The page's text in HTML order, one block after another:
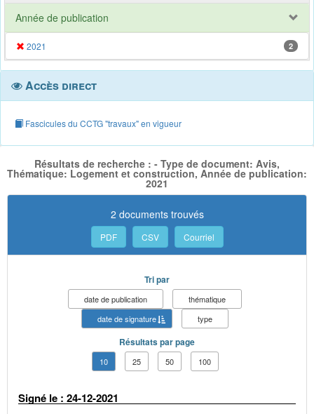
Année de publication
2021 2
Accès direct
Fascicules du CCTG "travaux" en vigueur
Résultats de recherche : - Type de document: Avis,
Thématique: Logement et construction, Année de publication:
2021
2 documents trouvés
PDF CSV Courriel
Tri par
date de publication
thématique
date de signature
type
Résultats par page
10 25 50 100
Signé le : 24-12-2021